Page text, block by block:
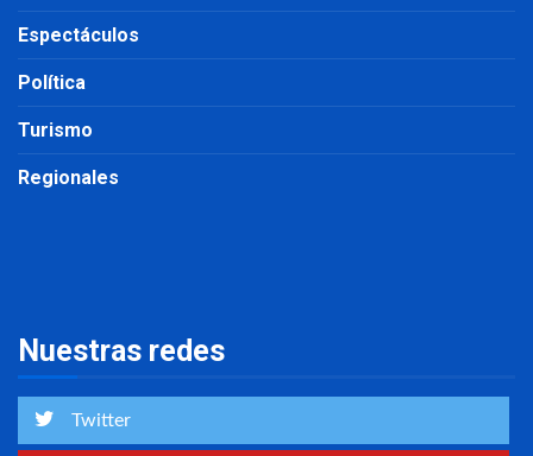
Espectáculos
Política
Turismo
Regionales
Nuestras redes
Twitter